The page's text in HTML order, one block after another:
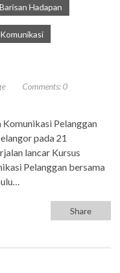
Hadapan
Comments:0
Pelanggan
pada 21
lancar Kursus
Pelanggan bersama
Share